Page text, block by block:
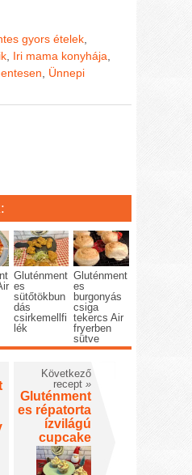
gyors ételek
Iri mama konyhája
Ünnepi
Gluténment
es
sütőtökbun
dás
csirkemellfi
lék
Gluténment
es
burgonyás
csiga
tekercs Air
fryerben
sütve
Következő
recept »
Gluténment
es répatorta
ízvilágú
cupcake